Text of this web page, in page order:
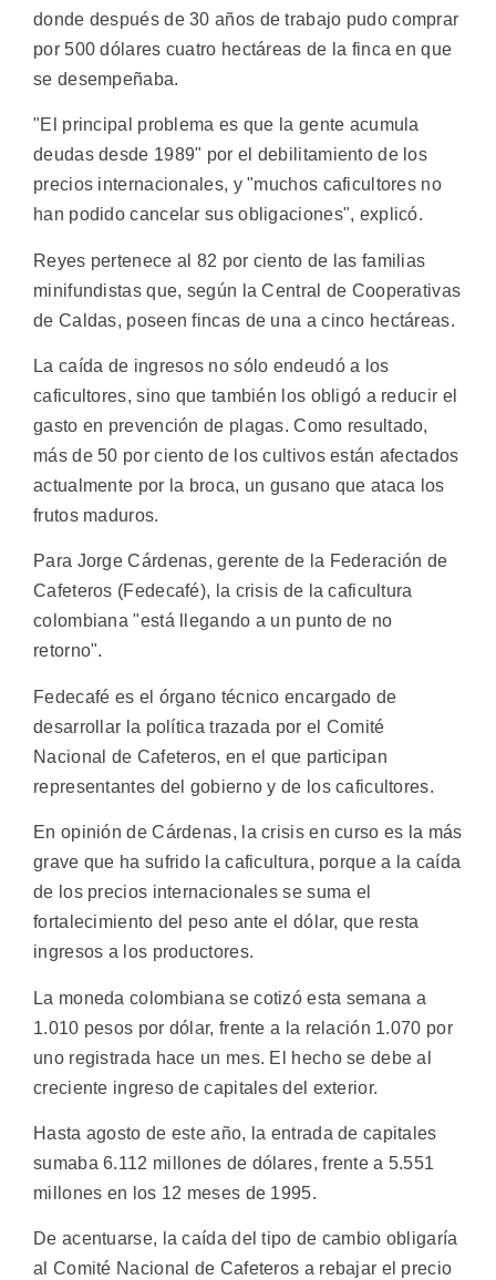
donde después de 30 años de trabajo pudo comprar
por 500 dólares cuatro hectáreas de la finca en que
se desempeñaba.
"El principal problema es que la gente acumula
deudas desde 1989" por el debilitamiento de los
precios internacionales, y "muchos caficultores no
han podido cancelar sus obligaciones", explicó.
Reyes pertenece al 82 por ciento de las familias
minifundistas que, según la Central de Cooperativas
de Caldas, poseen fincas de una a cinco hectáreas.
La caída de ingresos no sólo endeudó a los
caficultores, sino que también los obligó a reducir el
gasto en prevención de plagas. Como resultado,
más de 50 por ciento de los cultivos están afectados
actualmente por la broca, un gusano que ataca los
frutos maduros.
Para Jorge Cárdenas, gerente de la Federación de
Cafeteros (Fedecafé), la crisis de la caficultura
colombiana "está llegando a un punto de no
retorno".
Fedecafé es el órgano técnico encargado de
desarrollar la política trazada por el Comité
Nacional de Cafeteros, en el que participan
representantes del gobierno y de los caficultores.
En opinión de Cárdenas, la crisis en curso es la más
grave que ha sufrido la caficultura, porque a la caída
de los precios internacionales se suma el
fortalecimiento del peso ante el dólar, que resta
ingresos a los productores.
La moneda colombiana se cotizó esta semana a
1.010 pesos por dólar, frente a la relación 1.070 por
uno registrada hace un mes. El hecho se debe al
creciente ingreso de capitales del exterior.
Hasta agosto de este año, la entrada de capitales
sumaba 6.112 millones de dólares, frente a 5.551
millones en los 12 meses de 1995.
De acentuarse, la caída del tipo de cambio obligaría
al Comité Nacional de Cafeteros a rebajar el precio